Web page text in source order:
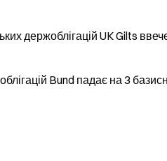
держоблігацій UK Gilts
Bund падає на 3